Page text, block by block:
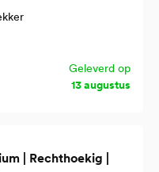
Geleverd op
13 augustus
| Rechthoekig |